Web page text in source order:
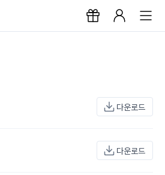
다운로드
다운로드